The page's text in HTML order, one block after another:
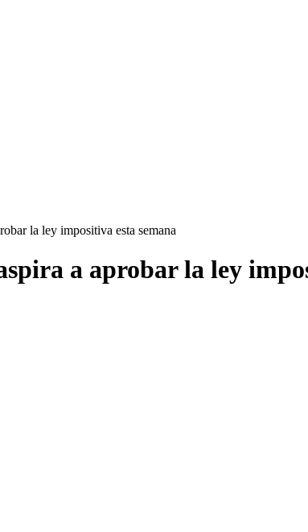
la ley impositiva esta semana
a aprobar la ley